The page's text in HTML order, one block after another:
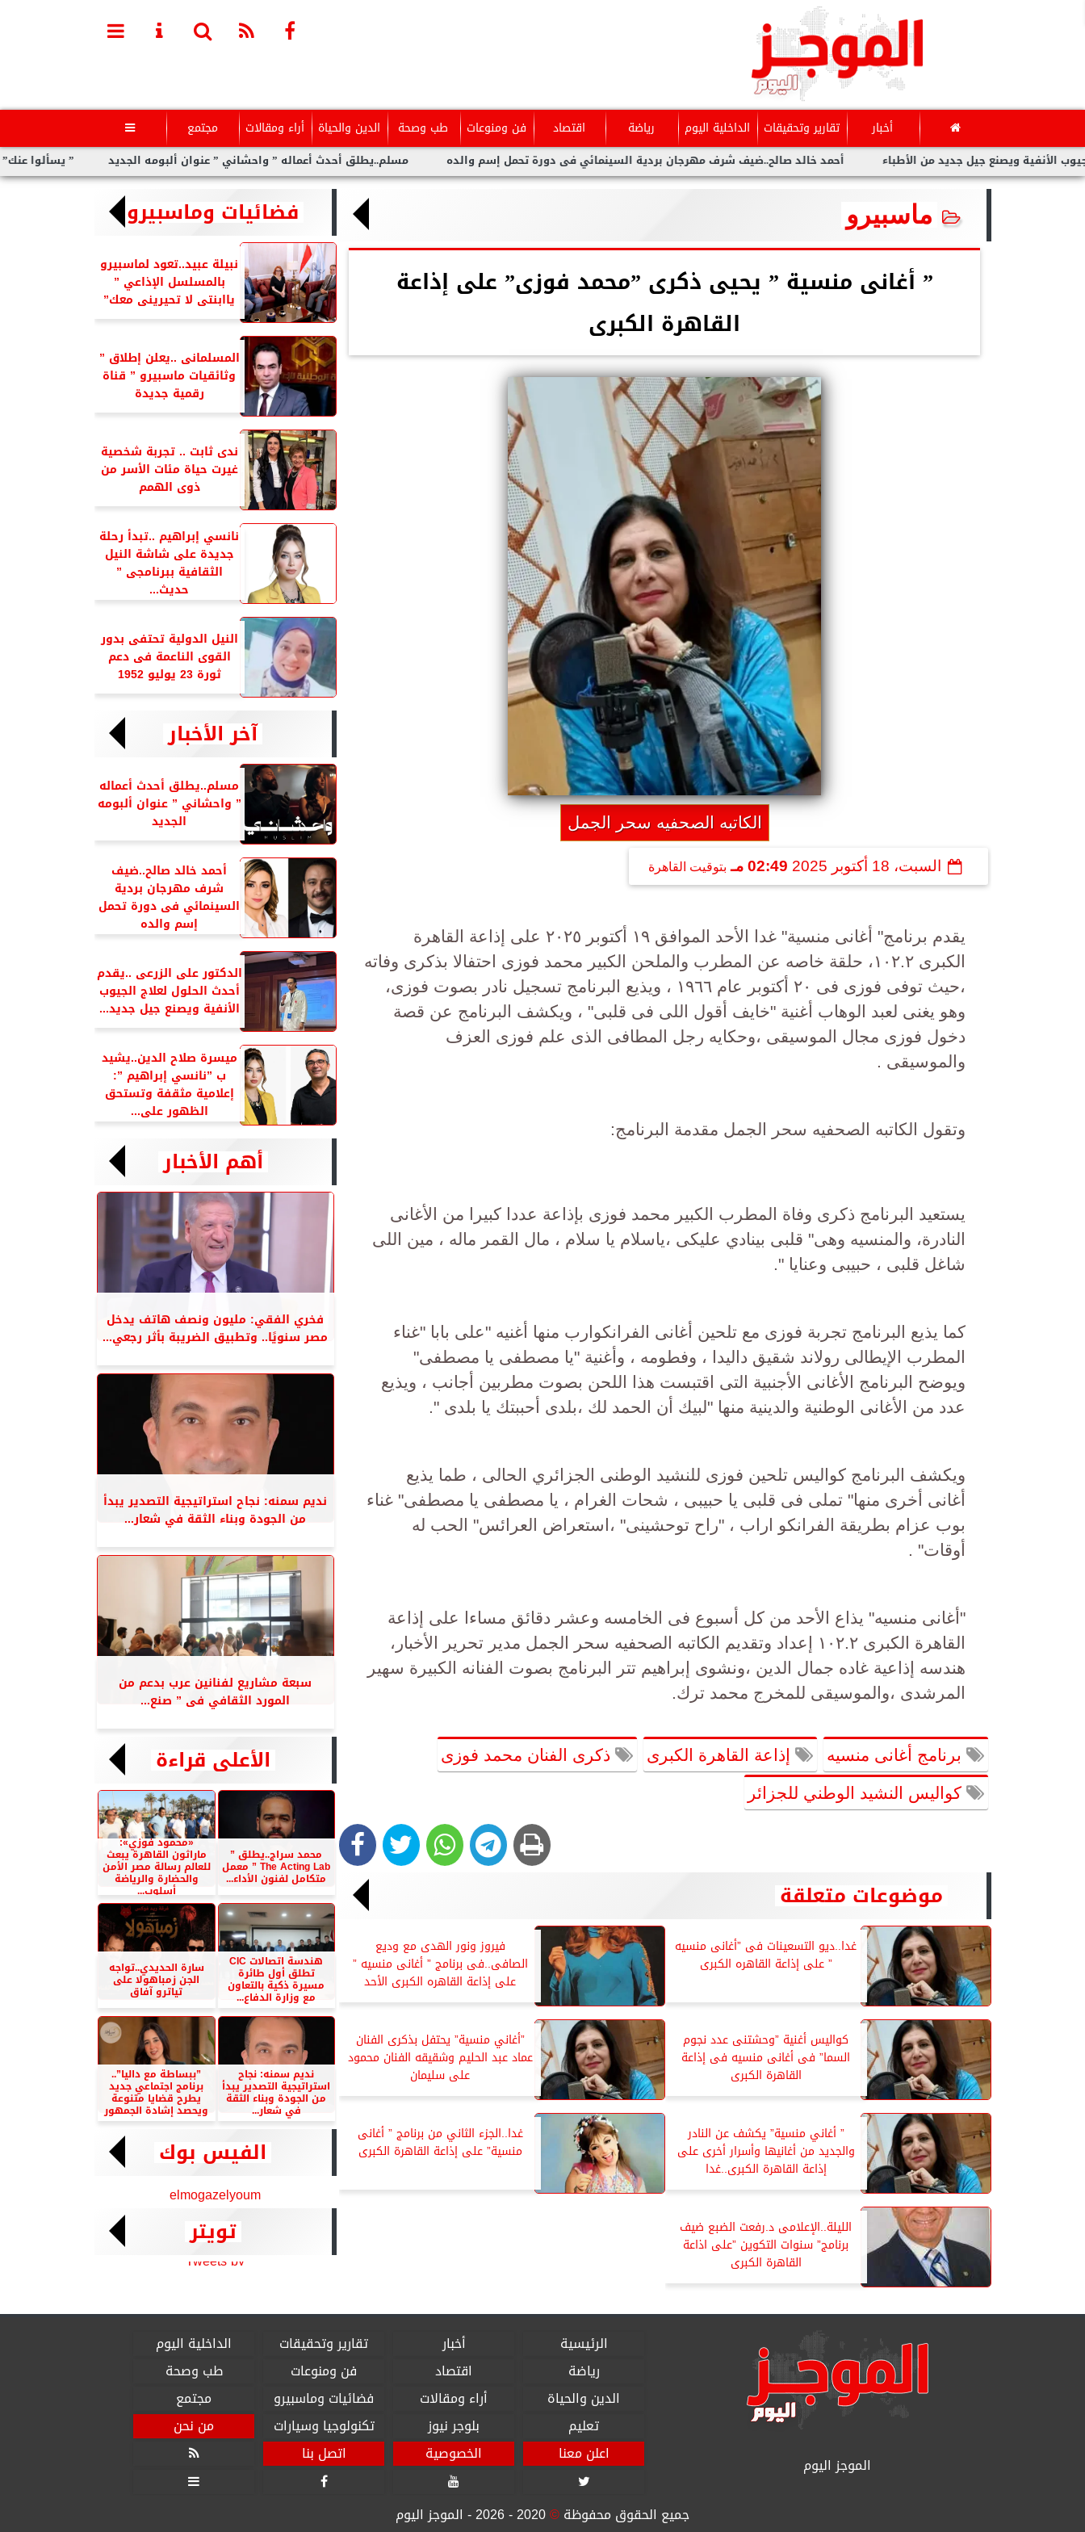
أخبار تقارير وتحقيقات الداخلية اليوم رياضة اقتصاد فن ومنوعات طب وصحة الدين والحياة أراء ومقالات مجتمع 
” يسألوا عنك” أولى مسلم..يطلق أحدث أعماله ” واحشاني ” عنوان ألبومه الجديد أحمد خالد صالح..ضيف شرف مهرجان بردية السينمائي فى دورة تحمل إسم والده ويصنع جيل جديد من الأطباء
ماسبيرو
” أغانى منسية ” يحيى ذكرى ”محمد فوزى” على إذاعة
القاهرة الكبرى
الكاتبه الصحفيه سحر الجمل
السبت، 18 أكتوبر 2025 02:49 مـ بتوقيت القاهرة
يقدم برنامج" أغانى منسية" غدا الأحد الموافق ١٩ أكتوبر ٢٠٢٥ على إذاعة القاهرة
الكبرى ١٠٢.٢، حلقة خاصه عن المطرب والملحن الكبير محمد فوزى احتفالا بذكرى وفاته
،حيث توفى فوزى فى ٢٠ أكتوبر عام ١٩٦٦ ، ويذيع البرنامج تسجيل نادر بصوت فوزى،
وهو يغنى لعبد الوهاب أغنية "خايف أقول اللى فى قلبى" ، ويكشف البرنامج عن قصة
دخول فوزى مجال الموسيقى ،وحكايه رجل المطافى الذى علم فوزى العزف
والموسيقى .
وتقول الكاتبه الصحفيه سحر الجمل مقدمة البرنامج:
يستعيد البرنامج ذكرى وفاة المطرب الكبير محمد فوزى بإذاعة عددا كبيرا من الأغانى
النادرة، والمنسيه وهى" قلبى بينادي عليكى ،ياسلام يا سلام ، مال القمر ماله ، مين اللى
شاغل قلبى ، حبيبى وعنايا ".
كما يذيع البرنامج تجربة فوزى مع تلحين أغانى الفرانكوارب منها أغنيه "على بابا "غناء
المطرب الإيطالى رولاند شقيق داليدا ، وفطومه ، وأغنية "يا مصطفى يا مصطفى"
ويوضح البرنامج الأغانى الأجنبية التى اقتبست هذا اللحن بصوت مطربين أجانب ، ويذيع
عدد من الأغانى الوطنية والدينية منها "لبيك أن الحمد لك ،بلدى أحببتك يا بلدى ".
ويكشف البرنامج كواليس تلحين فوزى للنشيد الوطنى الجزائري الحالى ، طما يذيع
أغانى أخرى منها" تملى فى قلبى يا حبيبى ، شحات الغرام ، يا مصطفى يا مصطفى" غناء
بوب عزام بطريقة الفرانكو اراب ، "راح توحشينى" ،استعراض العرائس" الحب له
أوقات" .
"أغانى منسيه" يذاع الأحد من كل أسبوع فى الخامسه وعشر دقائق مساءا على إذاعة
القاهرة الكبرى ١٠٢.٢ إعداد وتقديم الكاتبه الصحفيه سحر الجمل مدير تحرير الأخبار،
هندسه إذاعية غاده جمال الدين ،ونشوى إبراهيم تتر البرنامج بصوت الفنانه الكبيرة سهير
المرشدى ،والموسيقى للمخرج محمد ترك.
برنامج أغانى منسيه إذاعة القاهرة الكبرى ذكرى الفنان محمد فوزى
كواليس النشيد الوطني للجزائر
موضوعات متعلقة
غدا..ديو التسعينات فى ”أغانى منسيه
” على إذاعة القاهره الكبرى
فيروز ونور الهدى مع وديع
الصافى..فى برنامج ” أغانى منسيه ”
على إذاعة القاهره الكبرى الأحد
كواليس أغنية ”وحشتنى عدد نجوم
السما” فى أغانى منسيه فى إذاعة
القاهرة الكبرى
”أغاني منسية” يحتفل بذكرى الفنان
عماد عبد الحليم وشقيقه الفنان محمود
على سليمان
” أغاني منسية” يكشف عن النادر
والجديد من أغانيها وأسرار أخرى على
إذاعة القاهرة الكبرى..غدا
غدا..الجزء الثاني من برنامج ” أغانى
منسية” على إذاعة القاهرة الكبرى
الليلة..الإعلامى د.رفعت الضبع ضيف
برنامج” سنوات التكوين ”على اذاعة
القاهرة الكبرى
فضائيات وماسبيرو
نبيلة عبيد..تعود لماسبيرو
بالمسلسل الإذاعي ”
ياابنتى لا تحيرينى معك”
المسلمانى ..يعلن إطلاق ”
وثائقيات ماسبيرو ” قناة
رقمية جديدة
ندى ثابت .. تجربة شخصية
غيرت حياة مئات الأسر من
ذوى الهمم
نانسي إبراهيم ..تبدأ رحلة
جديدة على شاشة النيل
الثقافية ببرنامجى ”
حديث...
النيل الدولية تحتفى بدور
القوى الناعمة فى دعم
ثورة 23 يوليو 1952
آخر الأخبار
مسلم..يطلق أحدث أعماله
” واحشاني ” عنوان ألبومه
الجديد
أحمد خالد صالح..ضيف
شرف مهرجان بردية
السينمائي فى دورة تحمل
إسم والده
الدكتور على الزرعى ..يقدم
أحدث الحلول لعلاج الجيوب
الأنفية ويصنع جيل جديد...
ميسرة صلاح الدين..يشيد
ب ”نانسي إبراهيم ”:
إعلامية مثقفة وتستحق
الظهور على...
أهم الأخبار
فخري الفقي: مليون ونصف هاتف يدخل
مصر سنويًا.. وتطبيق الضريبة بأثر رجعي...
نديم سمنه: نجاح استراتيجية التصدير يبدأ
من الجودة وبناء الثقة في شعار...
سبعة مشاريع لفنانين عرب بدعم من
المورد الثقافي فى ” صنع...
الأعلى قراءة
محمد سراج..يطلق ”
The Acting Lab ” معمل
متكامل لفنون الأداء...
«محمود فوزي»:
ماراثون القاهرة يبعث
للعالم رسالة مصر الأمن
والحضارة والرياضة
أسلوب...
هندسة اتصالات CIC
تطلق أول طائرة
مسيرة ذكية بالتعاون
مع وزارة الدفاع...
سارة الحديدي..تواجه
الجن زمباهولا على
تياترو آفاق
نديم سمنه: نجاح
استراتيجية التصدير يبدأ
من الجودة وبناء الثقة
في شعار...
”ببساطة مع داليا”..
برنامج اجتماعي جديد
يطرح قضايا متنوعة
ويحصد إشادة الجمهور
الفيس بوك
elmogazelyoum
تويتر
Tweets by
الموجز اليوم
الرئيسية أخبار تقارير وتحقيقات
الداخلية اليوم
رياضة
اقتصاد فن ومنوعات
طب وصحة
الدين والحياة
أراء ومقالات فضائيات وماسبيرو
مجتمع
تعليم
بلوجر نيوز تكنولوجيا وسيارات
من نحن
اعلن معنا
الخصوصية اتصل بنا





جميع الحقوق محفوظة©